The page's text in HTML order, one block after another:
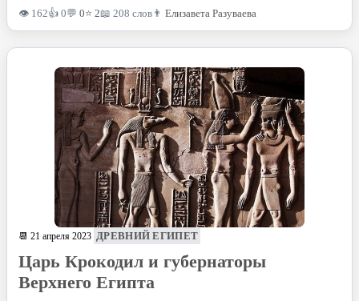
👁 162👍 0💬 0⭐ 2📖 208 слов 👨 Елизавета Разуваева
📆 21 апреля 2023 ДРЕВНИЙ ЕГИПЕТ
Царь Крокодил и губернаторы
Верхнего Египта